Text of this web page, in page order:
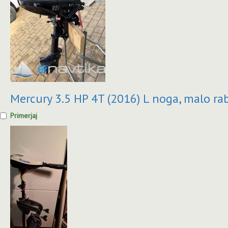
Mercury 3.5 HP 4T (2016) L noga, malo
Primerjaj